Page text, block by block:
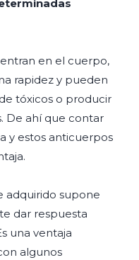
en el cuerpo,
rapidez y pueden
tóxicos o producir
De ahí que contar
y estos anticuerpos
adquirido supone
dar respuesta
una ventaja
algunos